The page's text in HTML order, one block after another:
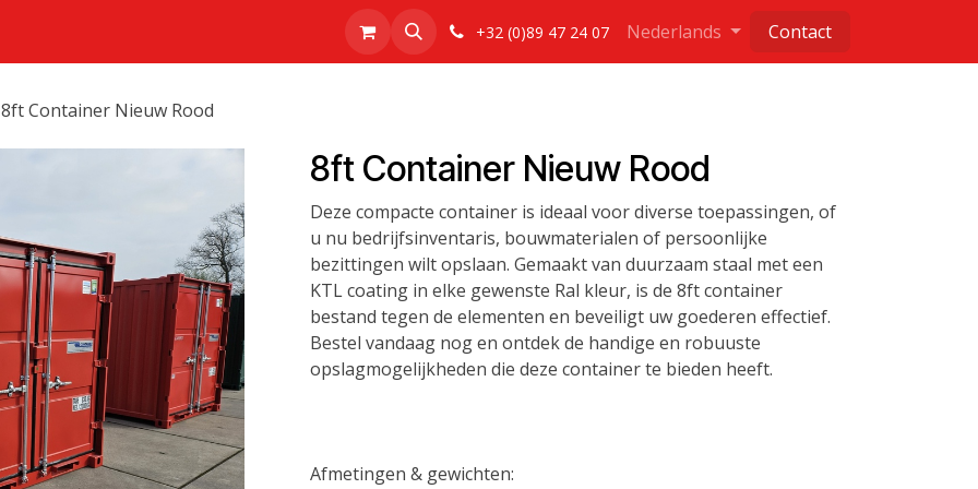
+32 (0)89 47 24 07 Nederlands Contact
8ft Container Nieuw Rood
8ft Container Nieuw Rood
Deze compacte container is ideaal voor diverse toepassingen, of
u nu bedrijfsinventaris, bouwmaterialen of persoonlijke
bezittingen wilt opslaan. Gemaakt van duurzaam staal met een
KTL coating in elke gewenste Ral kleur, is de 8ft container
bestand tegen de elementen en beveiligt uw goederen effectief.
Bestel vandaag nog en ontdek de handige en robuuste
opslagmogelijkheden die deze container te bieden heeft.
Afmetingen & gewichten: